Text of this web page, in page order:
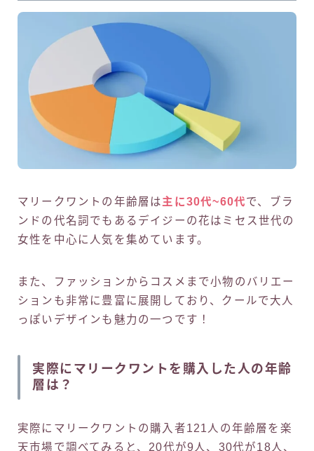
マリークワントの年齢層は主に30代~60代で、ブラ
ンドの代名詞でもあるデイジーの花はミセス世代の
女性を中心に人気を集めています。
また、ファッションからコスメまで小物のバリエー
ションも非常に豊富に展開しており、クールで大人
っぽいデザインも魅力の一つです！
実際にマリークワントを購入した人の年齢
層は？
実際にマリークワントの購入者121人の年齢層を楽
天市場で調べてみると、20代が9人、30代が18人、